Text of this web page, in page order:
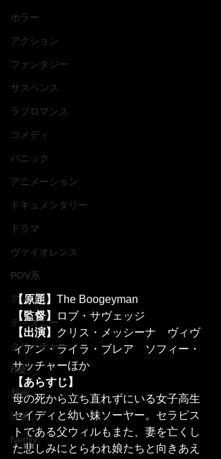
ホラー
アクション
ファンタジー
サスペンス
ラブロマンス
コメディ
パニック
アニメーション
ドキュメンタリー
ドラマ
ヴァイオレンス
POV系
アメコミ
ディズニー
クリーチャー
B級
邦画
洋画
Netflix
【原題】 The Boogeyman
【監督】
ロブ・サヴェッジ
【出演】
クリス・メッシーナ　ヴィヴ
ィアン・ライラ・ブレア　ソフィー・
サッチャーほか
【あらすじ】
母の死から立ち直れずにいる女子高生
セイディと幼い妹ソーヤー。セラピス
トである父ウィルもまた、妻を亡くし
た悲しみにとらわれ娘たちと向きあえ